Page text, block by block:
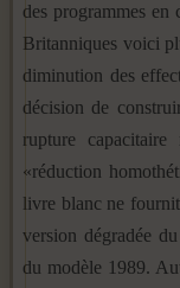
des programmes en
Britanniques voici
diminution des
décision de
rupture
«réduction
livre blanc ne
version dégradée
du modèle 1989.